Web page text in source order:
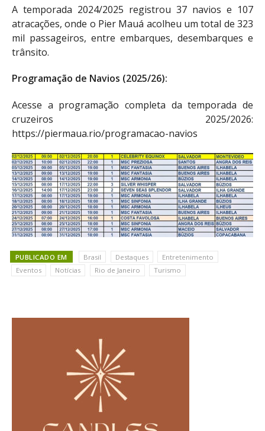
A temporada 2024/2025 registrou 37 navios e 107
atracações, onde o Pier Mauá acolheu um total de 323
mil passageiros, entre embarques, desembarques e
trânsito.
Programação de Navios (2025/26):
Acesse a programação completa da temporada de
cruzeiros 2025/2026:
https://piermaua.rio/programacao-navios
PUBLICADO EM Brasil Destaques
Entretenimento
Eventos
Notícias Rio de Janeiro Turismo